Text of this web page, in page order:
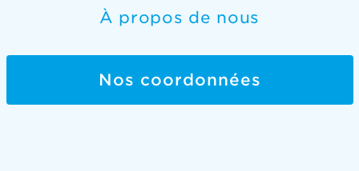
À propos de nous
Nos coordonnées